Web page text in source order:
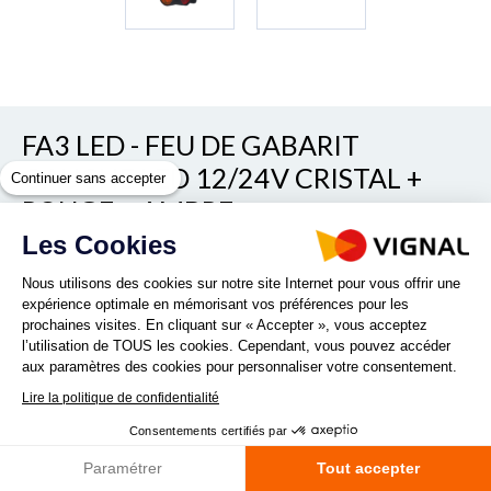
FA3 LED - FEU DE GABARIT
GAUCHE LED 12/24V CRISTAL +
ROUGE + AMBRE
Quantité :
Continuer sans accepter
Les Cookies
Nous utilisons des cookies sur notre site Internet pour vous offrir une
expérience optimale en mémorisant vos préférences pour les
prochaines visites. En cliquant sur « Accepter », vous acceptez
l’utilisation de TOUS les cookies. Cependant, vous pouvez accéder
aux paramètres des cookies pour personnaliser votre consentement.
Lire la politique de confidentialité
Consentements certifiés par
Paramétrer Tout accepter